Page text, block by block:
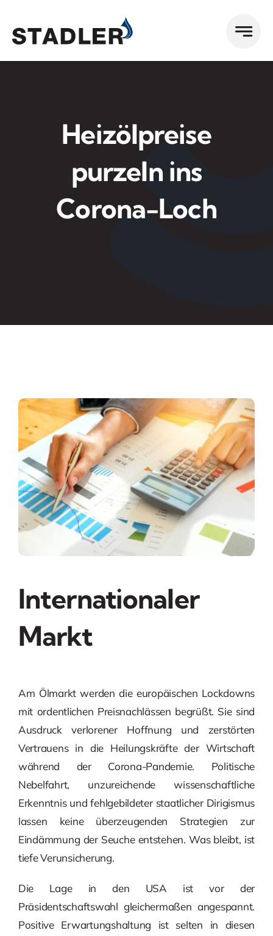
Inhalt
springen
Heizölpreise
purzeln ins
Corona-Loch
Internationaler
Markt
Am Ölmarkt werden die europäischen Lockdowns
mit ordentlichen Preisnachlässen begrüßt. Sie sind
Ausdruck verlorener Hoffnung und zerstörten
Vertrauens in die Heilungskräfte der Wirtschaft
während der Corona-Pandemie. Politische
Nebelfahrt, unzureichende wissenschaftliche
Erkenntnis und fehlgebildeter staatlicher Dirigismus
lassen keine überzeugenden Strategien zur
Eindämmung der Seuche entstehen. Was bleibt, ist
tiefe Verunsicherung.
Die Lage in den USA ist vor der
Präsidentschaftswahl gleichermaßen angespannt.
Positive Erwartungshaltung ist selten in diesen